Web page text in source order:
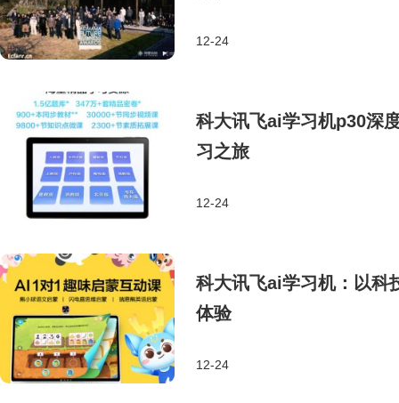
12-24
科大讯飞ai学习机p30深
习之旅
12-24
科大讯飞ai学习机：以科
体验
12-24